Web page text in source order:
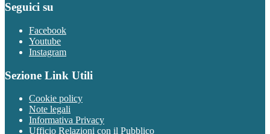
Seguici su
Facebook
Youtube
Instagram
Sezione Link Utili
Cookie policy
Note legali
Informativa Privacy
Ufficio Relazioni con il Pubblico